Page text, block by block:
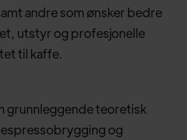
andre som ønsker bedre
utstyr og profesjonelle
til kaffe.
grunnleggende teoretisk
og